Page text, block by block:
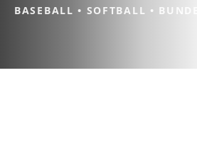
BASEBALL • SOFTBALL •